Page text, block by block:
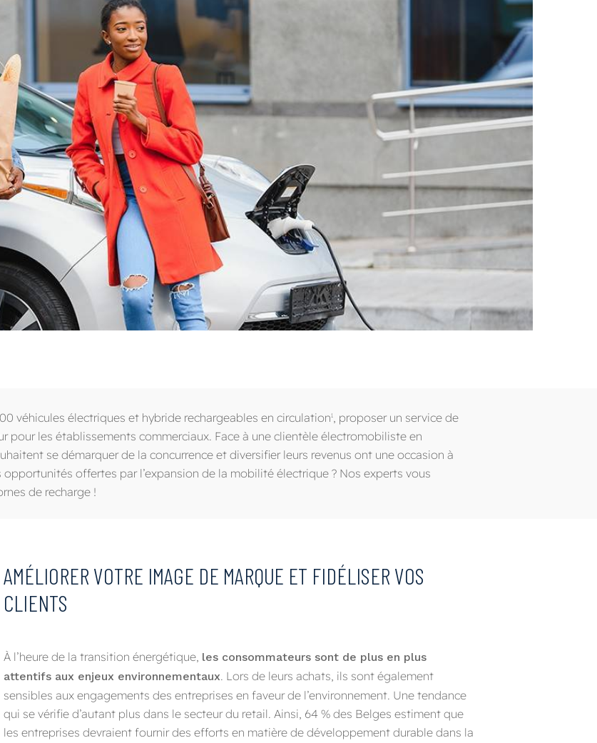
véhicules électriques et hybride rechargeables en circulation1, proposer un service de
pour les établissements commerciaux. Face à une clientèle électromobiliste en
se démarquer de la concurrence et diversifier leurs revenus ont une occasion à
offertes par l’expansion de la mobilité électrique ? Nos experts vous
de recharge !
AMÉLIORER VOTRE IMAGE DE MARQUE ET FIDÉLISER VOS
CLIENTS
À l’heure de la transition énergétique, les consommateurs sont de plus en plus
attentifs aux enjeux environnementaux. Lors de leurs achats, ils sont également
sensibles aux engagements des entreprises en faveur de l’environnement. Une tendance
qui se vérifie d’autant plus dans le secteur du retail. Ainsi, 64 % des Belges estiment que
les entreprises devraient fournir des efforts en matière de développement durable dans la